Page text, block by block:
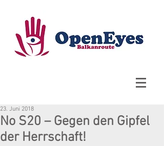
No S20 – Gegen den Gipfel
der Herrschaft!
23. Juni 2018